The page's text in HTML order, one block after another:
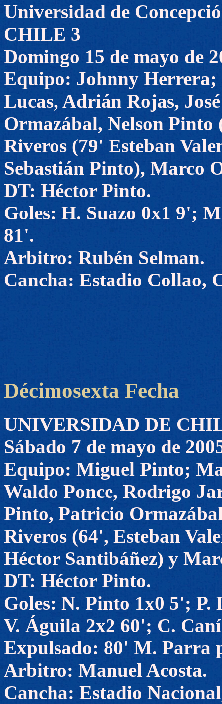
Universidad de
CHILE 3
Domingo 15 de mayo de
Equipo: Johnny Herrera;
Lucas, Adrián Rojas,
Ormazábal, Nelson
Riveros (79' Esteban
Sebastián Pinto), Marco
DT: Héctor Pinto.
Goles: H. Suazo 0x1 9';
81'.
Arbitro: Rubén Selman.
Cancha: Estadio Collao,
Décimosexta Fecha
UNIVERSIDAD DE
Sábado 7 de mayo de
Equipo: Miguel Pinto;
Waldo Ponce, Rodrigo
Pinto, Patricio
Riveros (64', Esteban
Héctor Santibáñez) y
DT: Héctor Pinto.
Goles: N. Pinto 1x0 5';
V. Águila 2x2 60'; C.
Expulsado: 80' M. Parra
Arbitro: Manuel Acosta.
Cancha: Estadio